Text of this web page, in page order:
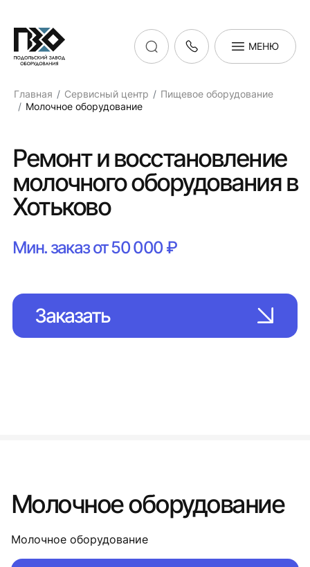
МЕНЮ
Главная Сервисный центр
Пищевое оборудование
Молочное оборудование
Ремонт и восстановление
молочного оборудования в
Хотьково
Мин. заказ от 50 000 ₽
Заказать
Молочное оборудование
Молочное оборудование